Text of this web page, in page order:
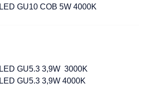
GU10 COB 5W 4000K
GU5.3 3,9W 3000K
GU5.3 3,9W 4000K